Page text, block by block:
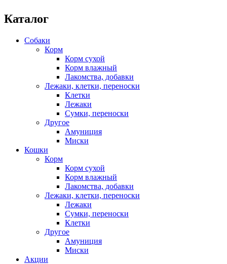
Каталог
Собаки
Корм
Корм сухой
Корм влажный
Лакомства, добавки
Лежаки, клетки, переноски
Клетки
Лежаки
Сумки, переноски
Другое
Амуниция
Миски
Кошки
Корм
Корм сухой
Корм влажный
Лакомства, добавки
Лежаки, клетки, переноски
Лежаки
Сумки, переноски
Клетки
Другое
Амуниция
Миски
Акции